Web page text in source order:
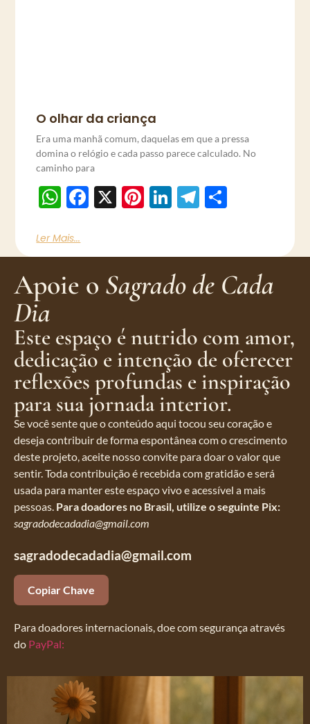
O olhar da criança
Era uma manhã comum, daquelas em que a pressa
domina o relógio e cada passo parece calculado. No
caminho para
WhatsApp
Facebook
X Pinterest
LinkedIn
Telegram
Ler Mais...
Apoie o Sagrado de Cada
Dia
Este espaço é nutrido com amor,
dedicação e intenção de oferecer
reflexões profundas e inspiração
para sua jornada interior.
Se você sente que o conteúdo aqui tocou seu coração e
deseja contribuir de forma espontânea com o crescimento
deste projeto, aceite nosso convite para doar o valor que
sentir. Toda contribuição é recebida com gratidão e será
usada para manter este espaço vivo e acessível a mais
pessoas. Para doadores no Brasil, utilize o seguinte Pix:
sagradodecadadia@gmail.com
sagradodecadadia@gmail.com
Copiar Chave
Para doadores internacionais, doe com segurança através
do PayPal: